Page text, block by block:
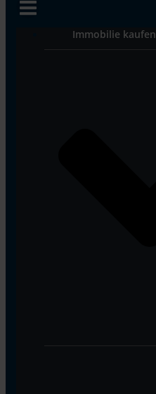
Immobilie kaufen